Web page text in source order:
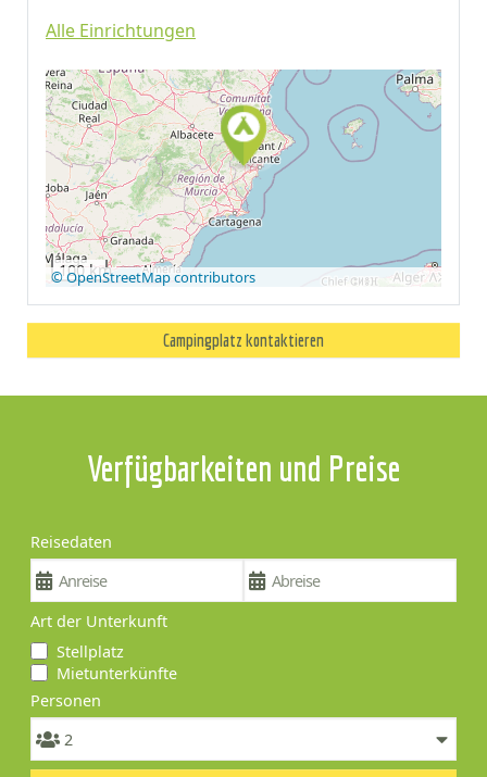
Alle Einrichtungen
Auf Google Maps
anzeigen
100 km
© OpenStreetMap contributors
Campingplatz kontaktieren
Verfügbarkeiten und Preise
Reisedaten
Art der Unterkunft
Stellplatz
Mietunterkünfte
Personen